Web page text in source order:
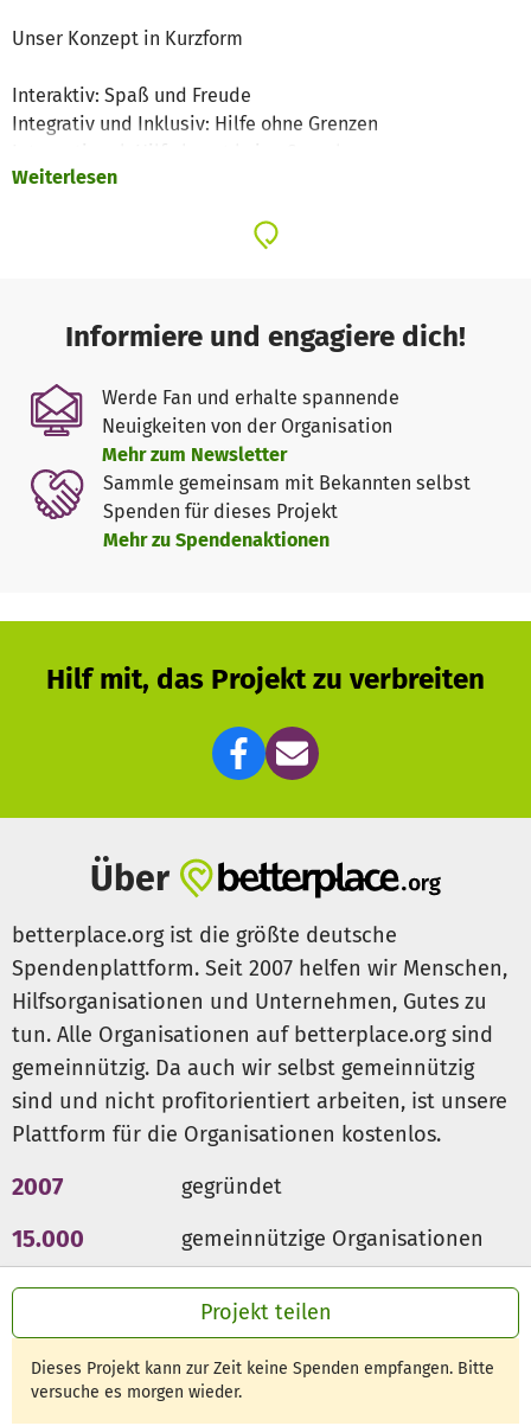
Projekt teilen
Dieses Projekt kann zur Zeit keine Spenden empfangen. Bitte
versuche es morgen wieder.
Unser Konzept in Kurzform
Interaktiv: Spaß und Freude
Integrativ und Inklusiv: Hilfe ohne Grenzen
Intercambio: Bunter Austausch
In Brasilien gibt es Communidades/ Favelas
(Armenviertel), wo einige Kinder mit 5 Jahren bereits
gezwungen werden zu arbeiten und die Verantwortung für
ihre Familie zu tragen.
Ihre Arbeit: Kaugummis, Süßigkeiten, Drogen und Waffen
verkaufen, Autofensterscheiben putzen bis hin zur
Prostituition.
Die Kinder vernachlässigen die Schule und damit ihre
Chance auf eine bessere Zukunft.
Das eine bedingt hier das andere. Und nur selten kommen
die Kinder alleine aus dem Kreislauf der Armut heraus.
- Straßenkinder
- Kinder, die Gewalt und Missbrauch erfahren
Unsere Hilfe in Recife:
Schaffung eines Kulturhauses in der Favela “Ilha do
Juaneiro”, in dem die Kinder Zuflucht und Hilfe finde.
Unser Angebot:
- kostenlose Workshops von Künstlern aus aller Welt
- steigerndes Selbstwertgefühl der Kinder durch Spiel
- Schaffung neuer Perspektiven
- individuelle Förderung von Talenten
- Bildung und Erziehung in Bereichen wie Sprachen,
Umweltschutz, Sexualkunde, Gewaltprävention
Workshops ab März 2014
Weiterlesen
Informiere und engagiere dich!
Werde Fan und erhalte spannende
Neuigkeiten von der Organisation
Mehr zum Newsletter
Sammle gemeinsam mit Bekannten selbst
Spenden für dieses Projekt
Mehr zu Spendenaktionen
Hilf mit, das Projekt zu verbreiten
Über
betterplace.org ist die größte deutsche
Spendenplattform. Seit 2007 helfen wir Menschen,
Hilfsorganisationen und Unternehmen, Gutes zu
tun. Alle Organisationen auf betterplace.org sind
gemeinnützig. Da auch wir selbst gemeinnützig
sind und nicht profitorientiert arbeiten, ist unsere
Plattform für die Organisationen kostenlos.
2007 gegründet
15.000 gemeinnützige Organisationen
300 Mio € für den guten Zweck